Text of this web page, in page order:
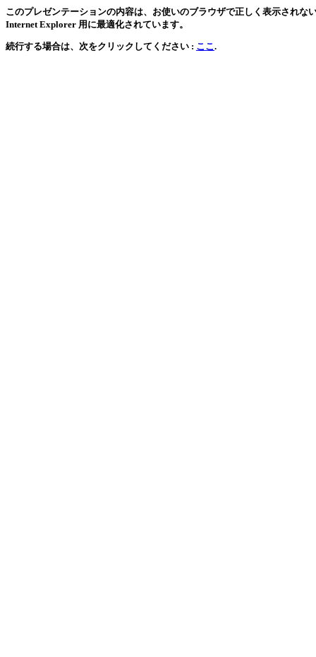
このプレゼンテーションの内容は、お使いのブラウザで正しく表示され
Internet Explorer 用に最適化されています。
続行する場合は、次をクリックしてください : ここ.